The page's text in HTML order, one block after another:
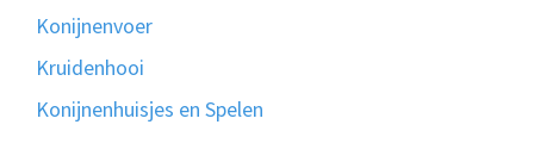
Konijnenvoer
Kruidenhooi
Konijnenhuisjes en Spelen